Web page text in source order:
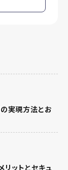
実現方法とお
リットとセキュ